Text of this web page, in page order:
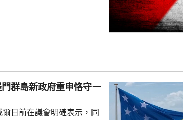
調結果充分反映日本主流
事野心，是拿一億多日本
人民的未來豪賭。 林劍指出，民心不...
群島新政府重申恪守一
日前在議會明確表示，同